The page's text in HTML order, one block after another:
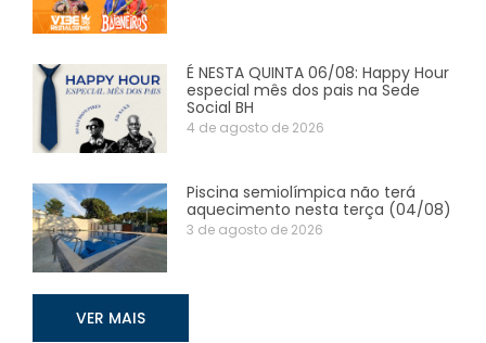
É NESTA QUINTA 06/08: Happy Hour
especial mês dos pais na Sede
Social BH
4 de agosto de 2026
Piscina semiolímpica não terá
aquecimento nesta terça (04/08)
3 de agosto de 2026
VER MAIS